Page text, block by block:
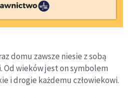
domu zawsze niesie z sobą
Od wieków jest on symbolem
i drogie każdemu człowiekowi.